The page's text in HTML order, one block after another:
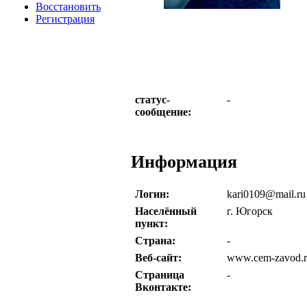
Восстановить
Регистрация
статус-
сообщение:
-
Информация
Логин:
kari0109@mail.ru
Населённый
пункт:
г. Югорск
Страна:
-
Веб-сайт:
www.cem-
Страница
Вконтакте:
-